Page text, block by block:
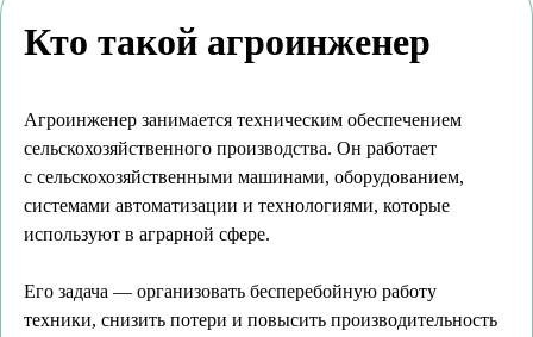
Кто такой агроинженер
Агроинженер занимается техническим обеспечением
сельскохозяйственного производства. Он работает
с сельскохозяйственными машинами, оборудованием,
системами автоматизации и технологиями, которые
используют в аграрной сфере.
Его задача — организовать бесперебойную работу
техники, снизить потери и повысить производительность